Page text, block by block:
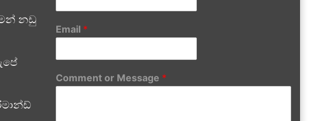
නඩු
Email *
Comment or Message *